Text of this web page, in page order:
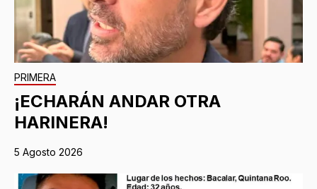
PRIMERA
¡ECHARÁN ANDAR OTRA
HARINERA!
5 Agosto 2026